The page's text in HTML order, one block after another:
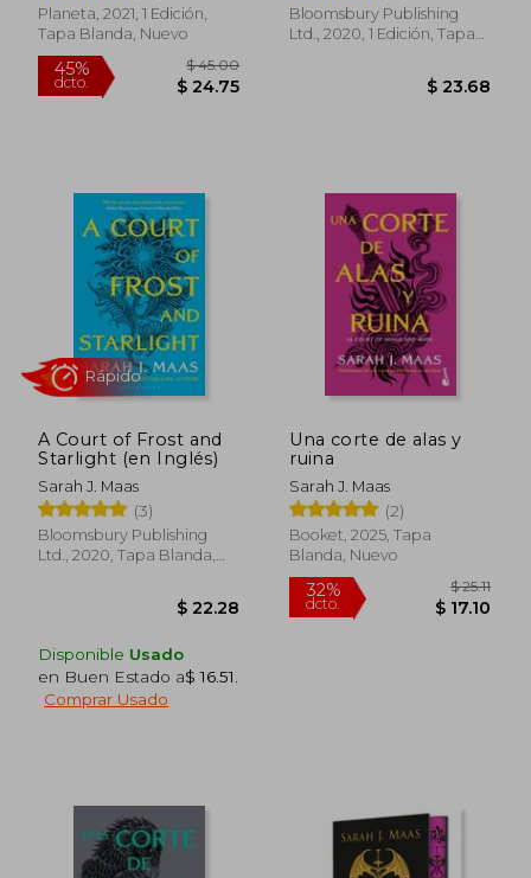
Planeta, 2021, 1 Edición,
Tapa Blanda, Nuevo
45%
Bloomsbury Publishing
Ltd., 2020, 1 Edición, Tapa
A Court of Frost and
Starlight (en Inglés)
Sarah J. Maas
(3)
Bloomsbury Publishing
Ltd., 2020, Tapa Blanda,
Disponible Usado
en Buen Estado a$ 16.51
Comprar Usado
Una corte de alas y
ruina
Sarah J. Maas
(2)
Booket, 2025, Tapa
Blanda, Nuevo